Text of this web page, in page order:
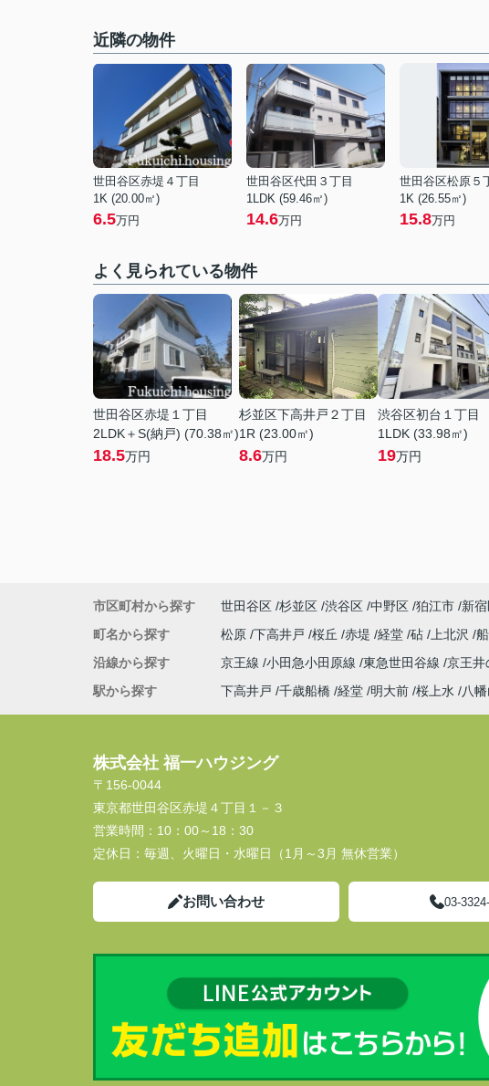
近隣の物件
世田谷区赤堤４丁目
1K (20.00㎡)
6.5万円
世田谷区代田３丁目
1LDK (59.46㎡)
14.6万円
世田谷区松原５
1K (26.55㎡)
15.8万円
よく見られている物件
世田谷区赤堤１丁目
2LDK＋S(納戸) (70.38㎡)
18.5万円
杉並区下高井戸２丁目
1R (23.00㎡)
8.6万円
渋谷区初台１丁目
1LDK (33.98㎡)
19万円
市区町村から探す 世田谷区 杉並区 渋谷区 中野区 狛江市 新
町名から探す
松原 下高井戸 桜丘 赤堤 経堂 砧 上北沢
沿線から探す
京王線 小田急小田原線 東急世田谷線 京王井
駅から探す
下高井戸 千歳船橋 経堂 明大前 桜上水 八
株式会社 福一ハウジング
〒156-0044
東京都世田谷区赤堤４丁目１－３
営業時間： 10：00～18：30
定休日： 毎週、火曜日・水曜日（1月～3月 無休営業）
お問い合わせ 03-